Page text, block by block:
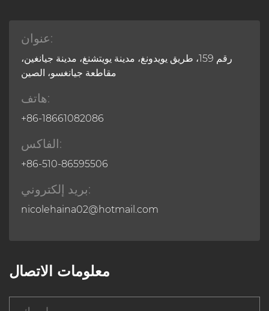
عنوان:
رقم 159، طريق يويدونغ، مدينة يويتشنغ، مدينة جيانغين،
مقاطعة جيانغسو، الصين
هاتف:
+86-18661082086
الفاكس:
+86-510-86595506
بريد إلكتروني:
nicolehaina02@hotmail.com
معلومات الاتصال